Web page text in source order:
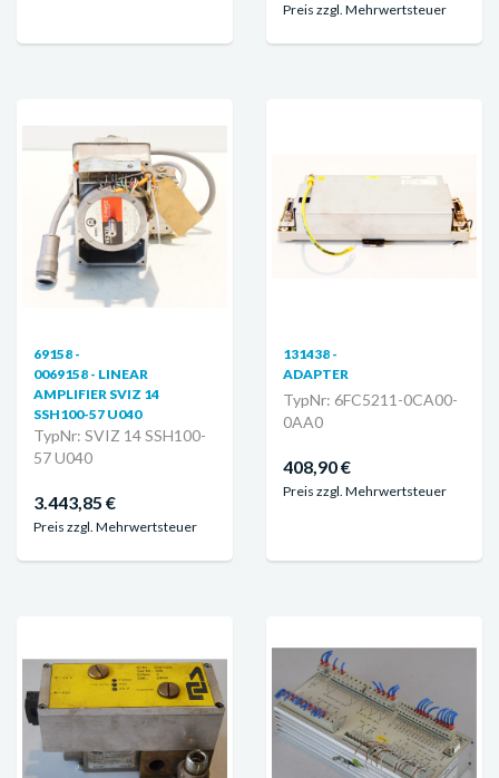
Preis zzgl. Mehrwertsteuer
69158 -
0069158 - LINEAR
AMPLIFIER SVIZ 14
SSH100-57 U040
TypNr: SVIZ 14 SSH100-
57 U040
3.443,85 €
Preis zzgl. Mehrwertsteuer
131438 -
ADAPTER
TypNr: 6FC5211-0CA00-
0AA0
408,90 €
Preis zzgl. Mehrwertsteuer